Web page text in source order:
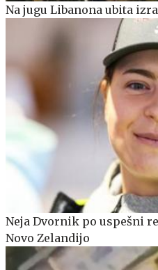
Na jugu Libanona ubita
Neja Dvornik po uspešni
Novo Zelandijo